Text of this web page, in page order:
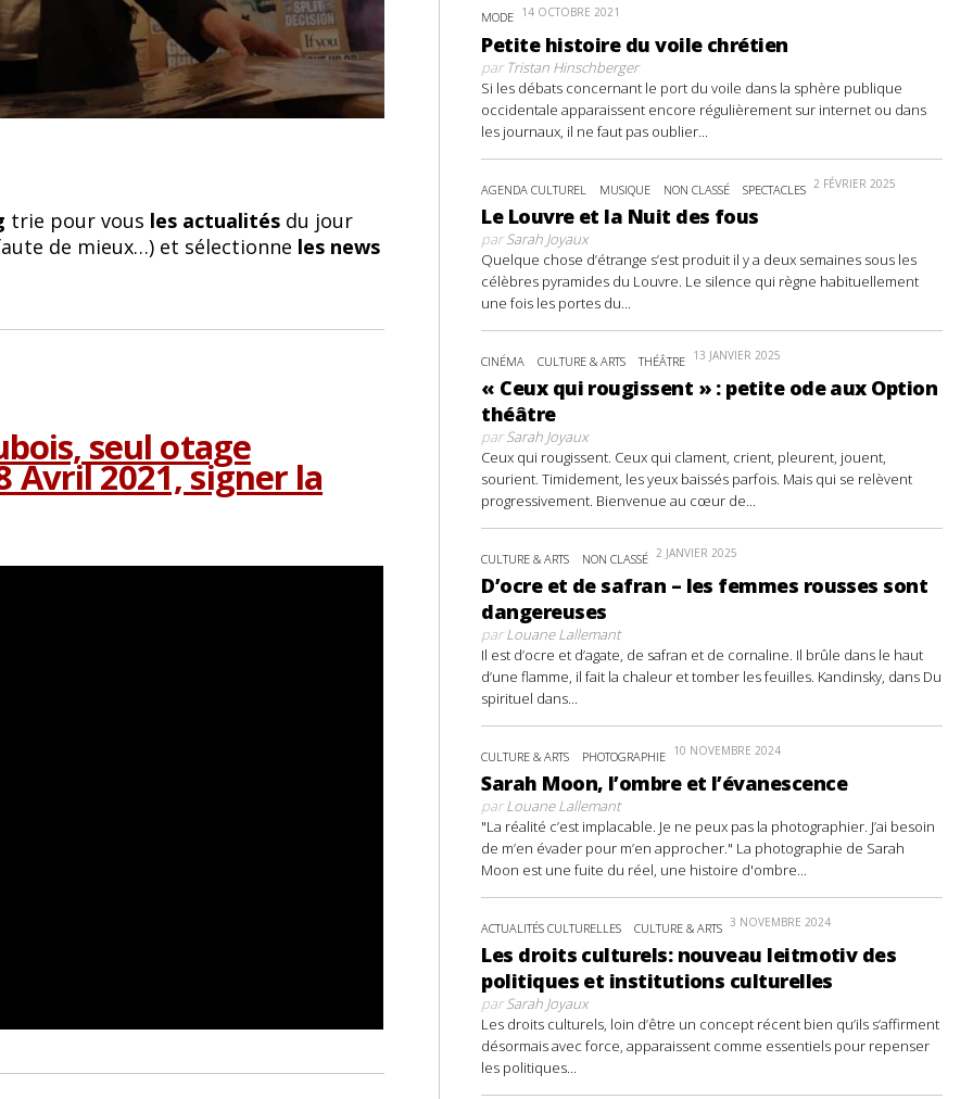
trie pour vous les actualités du jour
de mieux…) et sélectionne les news
seul otage
Avril 2021, signer la
MODE 14 OCTOBRE 2021
Petite histoire du voile chrétien
parTristan Hinschberger
Si les débats concernant le port du voile dans la sphère publique
occidentale apparaissent encore régulièrement sur internet ou dans
les journaux, il ne faut pas oublier...
AGENDA CULTUREL MUSIQUE NON CLASSÉ SPECTACLES 2 FÉVRIER 2025
Le Louvre et la Nuit des fous
parSarah Joyaux
Quelque chose d’étrange s’est produit il y a deux semaines sous les
célèbres pyramides du Louvre. Le silence qui règne habituellement
une fois les portes du...
CINÉMA CULTURE & ARTS THÉÂTRE 13 JANVIER 2025
« Ceux qui rougissent » : petite ode aux Option
théâtre
parSarah Joyaux
Ceux qui rougissent. Ceux qui clament, crient, pleurent, jouent,
sourient. Timidement, les yeux baissés parfois. Mais qui se relèvent
progressivement. Bienvenue au cœur de...
CULTURE & ARTS NON CLASSÉ 2 JANVIER 2025
D’ocre et de safran – les femmes rousses sont
dangereuses
parLouane Lallemant
Il est d’ocre et d’agate, de safran et de cornaline. Il brûle dans le haut
d’une flamme, il fait la chaleur et tomber les feuilles. Kandinsky, dans Du
spirituel dans...
CULTURE & ARTS PHOTOGRAPHIE 10 NOVEMBRE 2024
Sarah Moon, l’ombre et l’évanescence
parLouane Lallemant
"La réalité c’est implacable. Je ne peux pas la photographier. J’ai besoin
de m’en évader pour m’en approcher." La photographie de Sarah
Moon est une fuite du réel, une histoire d'ombre...
ACTUALITÉS CULTURELLES CULTURE & ARTS 3 NOVEMBRE 2024
Les droits culturels: nouveau leitmotiv des
politiques et institutions culturelles
parSarah Joyaux
Les droits culturels, loin d’être un concept récent bien qu’ils s’affirment
désormais avec force, apparaissent comme essentiels pour repenser
les politiques...